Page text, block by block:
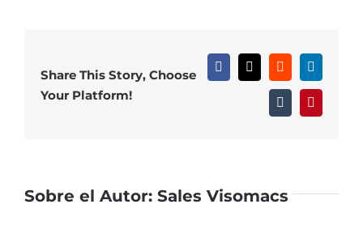
Share This Story, Choose
Your Platform!
Facebook
X RedditLinkedIn
TumblrPinterest
Sobre el Autor: Sales Visomacs